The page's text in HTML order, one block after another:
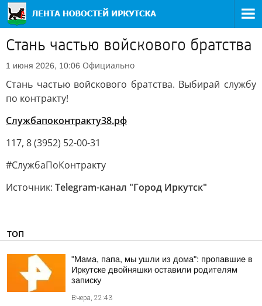
Стань частью войскового братства
1 июня 2026, 10:06 Официально
Стань частью войскового братства. Выбирай службу
по контракту!
Службапоконтракту38.рф
117, 8 (3952) 52-00-31
#СлужбаПоКонтракту
Источник: Telegram-канал "Город Иркутск"
ТОП
"Мама, папа, мы ушли из дома": пропавшие в
Иркутске двойняшки оставили родителям
записку
Вчера, 22:43